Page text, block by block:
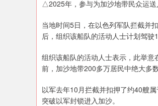
△2025年，参与为加沙地带民众运送
当地时间5日，在以色列军队拦截并
后，组织该船队的活动人士计划驾驶
组织该船队的活动人士表示，此举
前，加沙地带200多万居民中绝大多
以军去年10月拦截并扣押了约40艘
突破以军封锁进入加沙。